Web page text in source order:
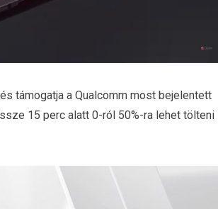
támogatja a Qualcomm most bejelentett
15 perc alatt 0-ról 50%-ra lehet tölteni